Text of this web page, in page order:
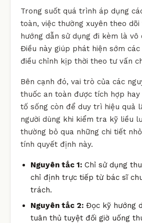
Trong suốt quá trình áp dụng
toàn, việc thường xuyên theo
hướng dẫn sử dụng đi kèm là vô
Điều này giúp phát hiện sớm
điều chỉnh kịp thời theo tư vấn
Bên cạnh đó, vai trò của các
thuốc an toàn được tích hợp
tố sống còn để duy trì hiệu quả
người dùng khi kiểm tra kỹ liều
thường bỏ qua những chi tiết
tính quyết định này.
Nguyên tắc 1: Chỉ sử dụng
chỉ định trực tiếp từ bác sĩ
trách.
Nguyên tắc 2: Đọc kỹ hướng
tuân thủ tuyệt đối giờ uống